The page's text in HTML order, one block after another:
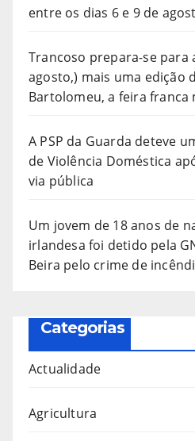
entre os dias 6 e 9 de
Trancoso prepara-se para
agosto,) mais uma edição
Bartolomeu, a feira franca
A PSP da Guarda deteve
de Violência Doméstica
via pública
Um jovem de 18 anos de
irlandesa foi detido pela
Beira pelo crime de
Categorias
Actualidade
Agricultura